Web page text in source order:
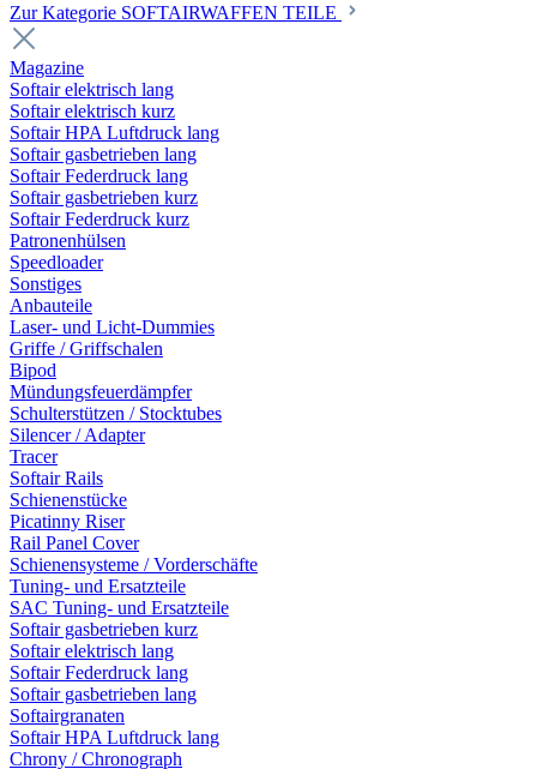
Zur Kategorie SOFTAIRWAFFEN TEILE
Magazine
Softair elektrisch lang
Softair elektrisch kurz
Softair HPA Luftdruck lang
Softair gasbetrieben lang
Softair Federdruck lang
Softair gasbetrieben kurz
Softair Federdruck kurz
Patronenhülsen
Speedloader
Sonstiges
Anbauteile
Laser- und Licht-Dummies
Griffe / Griffschalen
Bipod
Mündungsfeuerdämpfer
Schulterstützen / Stocktubes
Silencer / Adapter
Tracer
Softair Rails
Schienenstücke
Picatinny Riser
Rail Panel Cover
Schienensysteme / Vorderschäfte
Tuning- und Ersatzteile
SAC Tuning- und Ersatzteile
Softair gasbetrieben kurz
Softair elektrisch lang
Softair Federdruck lang
Softair gasbetrieben lang
Softairgranaten
Softair HPA Luftdruck lang
Chrony / Chronograph